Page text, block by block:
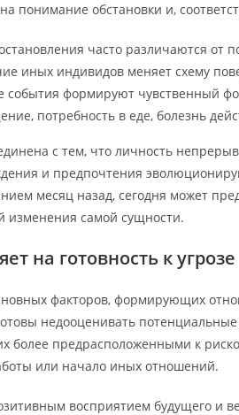
понимание обстановки и,
часто различаются от
иных индивидов меняет схему
формируют чувственный
потребность в еде, болезнь
с тем, что личность
и предпочтения
месяц назад, сегодня может
изменения самой сущности.
на готовность к угрозе
факторов, формирующих
недооценивать
более предрасположенными к
или начало иных отношений.
восприятием будущего и